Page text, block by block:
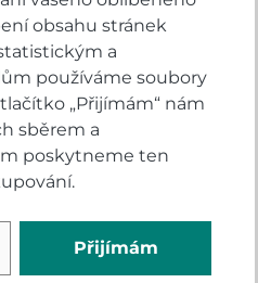
(0)
obsahu stránek
a
používáme soubory
„Přijímám“ nám
sběrem a
poskytneme ten
Přijímám